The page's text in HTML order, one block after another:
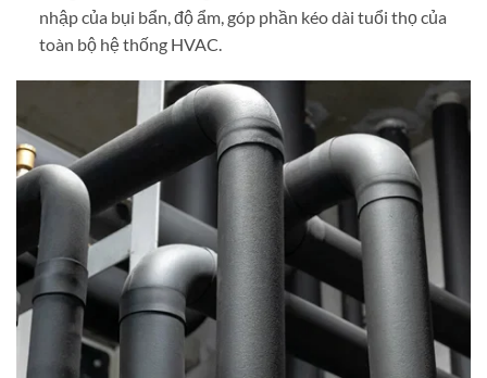
nhập của bụi bẩn, độ ẩm, góp phần kéo dài tuổi thọ của
toàn bộ hệ thống HVAC.